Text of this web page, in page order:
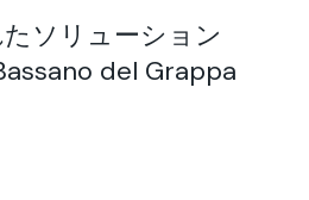
ソリューション
del Grappa